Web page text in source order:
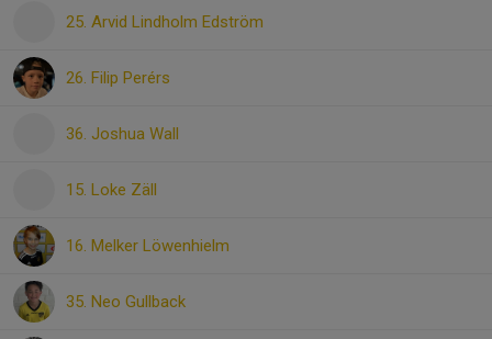
25. Arvid Lindholm Edström
26. Filip Perérs
36. Joshua Wall
15. Loke Zäll
16. Melker Löwenhielm
35. Neo Gullback